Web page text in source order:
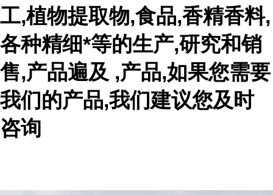
工,植物提取物,食品,香精香料,
各种精细*等的生产,研究和销
售,产品遍及 ,产品,如果您需要
我们的产品,我们建议您及时
咨询